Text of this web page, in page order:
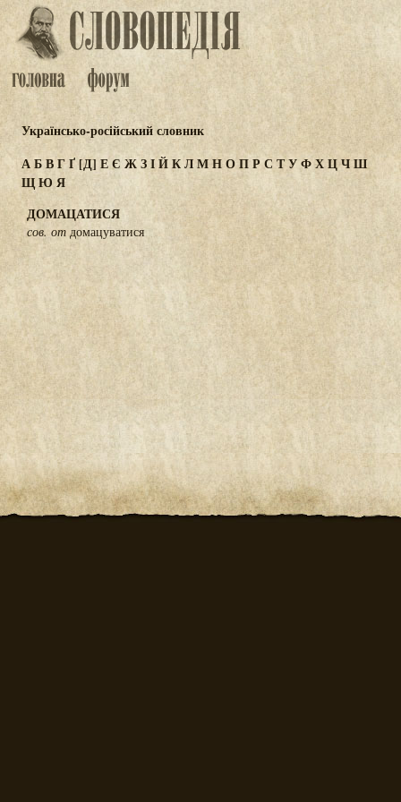
Українсько-російський словник
АБВГҐ[Д] ЕЄ ЖЗІЙКЛМНОПР С ТУФХЦЧШ
ЩЮ Я
ДОМАЦАТИСЯ
сов. от домацуватися